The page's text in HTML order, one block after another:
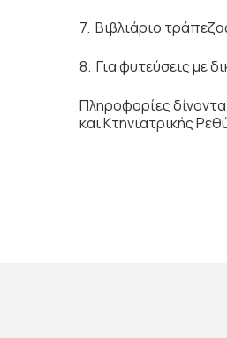
7. Βιβλιάριο
8. Για φυτεύσεις με
Πληροφορίες
και Κτηνιατρικής